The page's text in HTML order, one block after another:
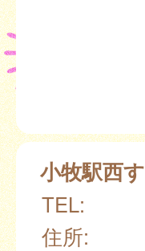
小牧駅西
TEL:
住所: